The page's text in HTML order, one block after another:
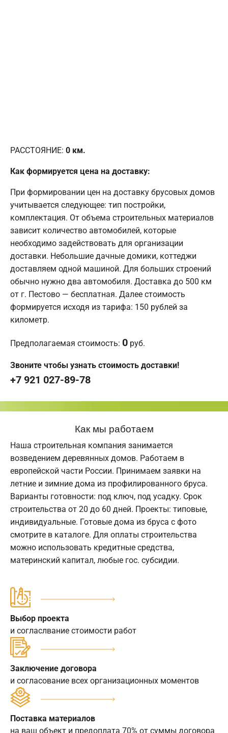
РАССТОЯНИЕ: 0 км.
Как формируется цена на доставку:
При формировании цен на доставку брусовых домов
учитывается следующее: тип постройки,
комплектация. От объема строительных материалов
зависит количество автомобилей, которые
необходимо задействовать для организации
доставки. Небольшие дачные домики, коттеджи
доставляем одной машиной. Для больших строений
обычно нужно два автомобиля. Доставка до 500 км
от г. Пестово — бесплатная. Далее стоимость
формируется исходя из тарифа: 150 рублей за
километр.
Предполагаемая стоимость: 0 руб.
Звоните чтобы узнать стоимость доставки!
+7 921 027-89-78
Как мы работаем
Наша строительная компания занимается
возведением деревянных домов. Работаем в
европейской части России. Принимаем заявки на
летние и зимние дома из профилированного бруса.
Варианты готовности: под ключ, под усадку. Срок
строительства от 20 до 60 дней. Проекты: типовые,
индивидуальные. Готовые дома из бруса с фото
смотрите в каталоге. Для оплаты строительства
можно использовать кредитные средства,
материнский капитал, любые гос. субсидии.
Выбор проекта
и согласлвание стоимости работ
Заключение договора
и согласование всех организационных моментов
Поставка материалов
на ваш объект и предоплата 70% от суммы договора